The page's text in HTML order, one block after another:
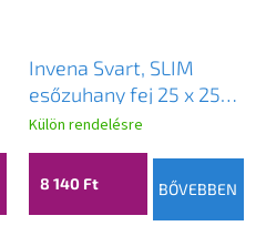
Invena Svart, SLIM
esőzuhany fej 25 x 25
cm, INV-SC-D1-076-S
Külön rendelésre
8 140 Ft BŐVEBBEN